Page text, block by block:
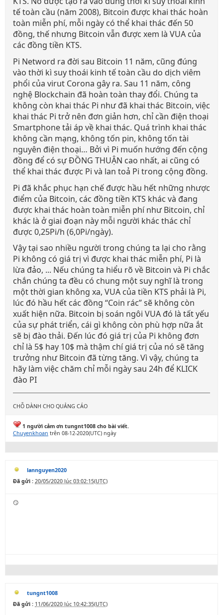
tế toàn cầu (năm 2008), Bitcoin được khai thác hoàn
toàn miễn phí, mỗi ngày có thể khai thác đến 50
đồng, thế nhưng Bitcoin vẫn được xem là VUA của
các đồng tiền KTS.
Pi Netword ra đời sau Bitcoin 11 năm, cũng đúng
vào thời kì suy thoái kinh tế toàn cầu do dịch viêm
phổi của virut Corona gây ra. Sau 11 năm, công
nghệ Blockchain đã hoàn toàn thay đổi. Chúng ta
không còn khai thác Pi như đã khai thác Bitcoin, việc
khai thác Pi trở nên đơn giản hơn, chỉ cần điện thoại
Smartphone tải áp về khai thác. Quá trình khai thác
không cần mạng, không tốn pin, không tốn tài
nguyên điện thoại… Bởi vì Pi muốn hướng đến cộng
đồng để có sự ĐỒNG THUẬN cao nhất, ai cũng có
thể khai thác được Pi và lan toả Pi trong cộng đồng.
Pi đã khắc phục hạn chế được hầu hết những nhược
điểm của Bitcoin, các đồng tiền KTS khác và đang
được khai thác hoàn toàn miễn phí như Bitcoin, chỉ
khác là ở giai đoạn này mỗi người khác thác chỉ
được 0,25Pi/h (6,0Pi/ngày).
Vậy tại sao nhiều người trong chúng ta lại cho rằng
Pi không có giá trị vì được khai thác miễn phí, Pi là
lừa đảo, ... Nếu chúng ta hiểu rõ về Bitcoin và Pi chắc
chắn chúng ta đều có chung một suy nghĩ là trong
một thời gian không xa, VUA của tiền KTS phải là Pi,
lúc đó hầu hết các đồng “Coin rác” sẽ không còn
xuất hiện nữa. Bitcoin bị soán ngôi VUA đó là tất yếu
của sự phát triển, cái gì không còn phù hợp nữa ắt
sẽ bị đào thải. Đến lúc đó giá trị của Pi không đơn
chỉ là 5$ hay 10$ mà thậm chí giá trị của nó sẽ tăng
trưởng như Bitcoin đã từng tăng. Vì vậy, chúng ta
hãy làm việc chăm chỉ mỗi ngày sau 24h để KLICK
đào PI
CHỖ DÀNH CHO QUẢNG CÁO
1 người cảm ơn tungnt1008 cho bài viết.
Chuyenkhoan trên 08-12-2020(UTC) ngày
lannguyen2020
Đã gửi : 20/05/2020 lúc 03:02:15(UTC)
😏
tungnt1008
Đã gửi : 11/06/2020 lúc 10:42:35(UTC)